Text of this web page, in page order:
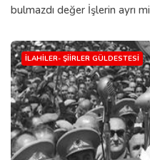
bulmazdı değer İşlerin ayrı
İLAHILER- ŞIIRLER GÜLDESTESI